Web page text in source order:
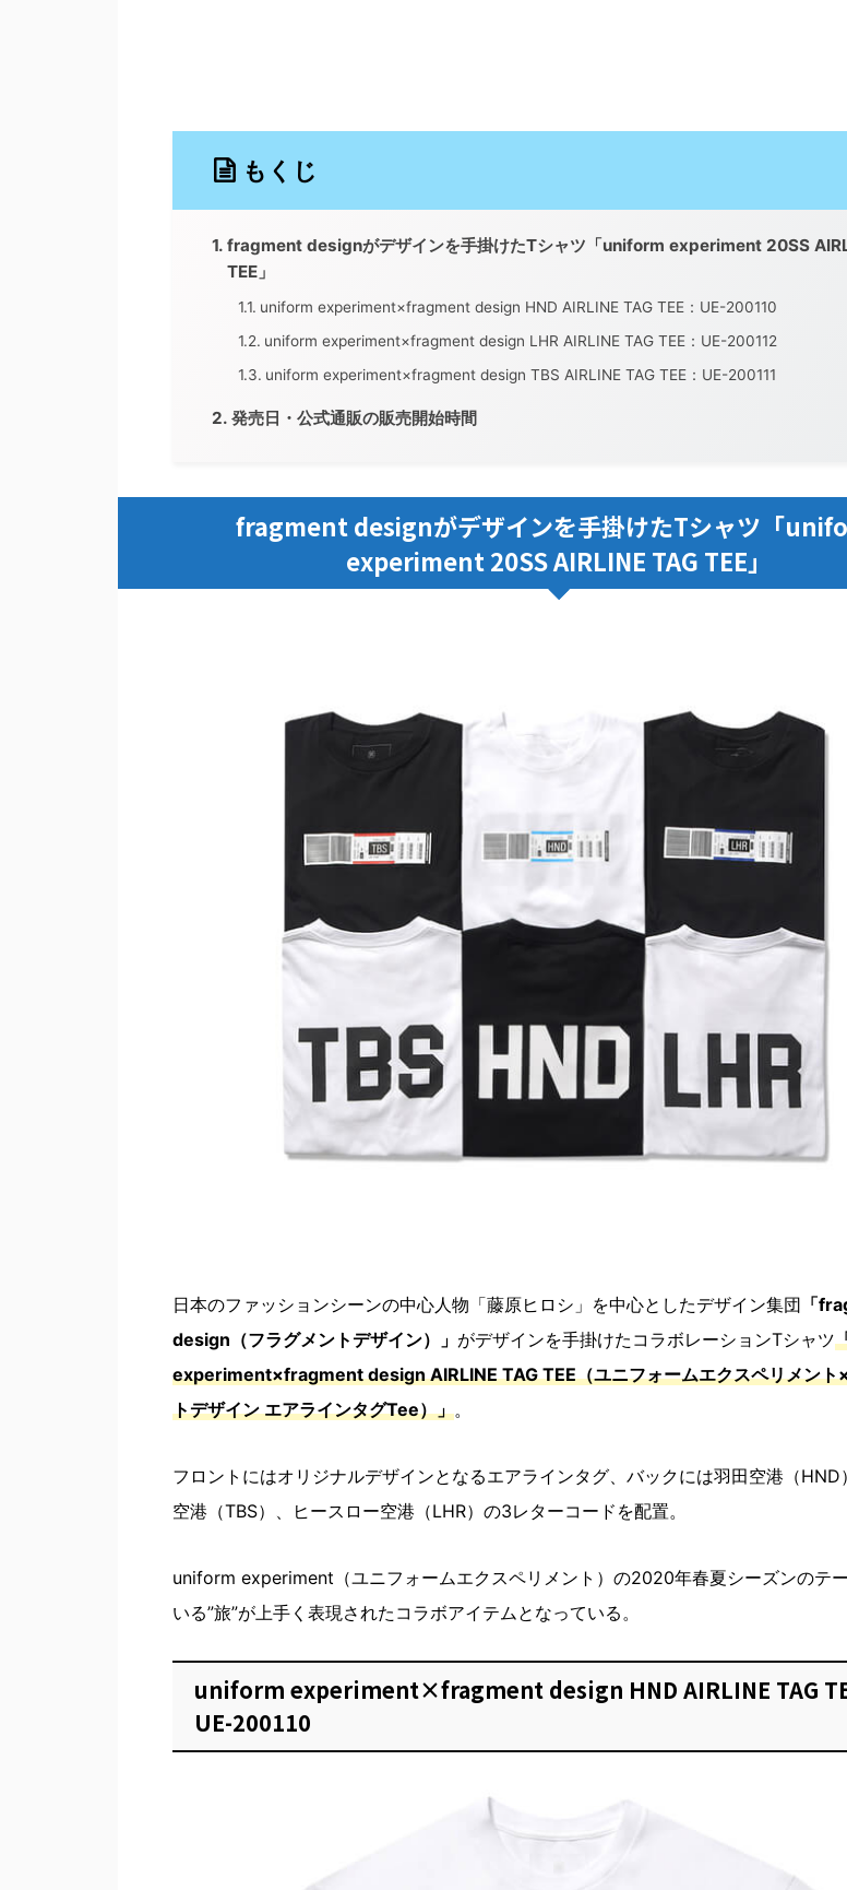
もくじ
fragment designがデザインを手掛けたTシャツ「uniform experiment 20SS
TEE」
uniform experiment×fragment design HND AIRLINE TAG TEE：UE-200110
uniform experiment×fragment design LHR AIRLINE TAG TEE：UE-200112
uniform experiment×fragment design TBS AIRLINE TAG TEE：UE-200111
発売日・公式通販の販売開始時間
fragment designがデザインを手掛けたTシャツ「
experiment 20SS AIRLINE TAG TEE」
日本のファッションシーンの中心人物「藤原ヒロシ」を中心としたデザイン集団 「
design（フラグメントデザイン）」 がデザインを手掛けたコラボレーションTシャツ
experiment×fragment design AIRLINE TAG TEE（ユニフォームエクスペリメント
トデザイン エアラインタグTee）」。
フロントにはオリジナルデザインとなるエアラインタグ、バックには羽田空港（HND
空港（TBS）、ヒースロー空港（LHR）の3レターコードを配置。
uniform experiment（ユニフォームエクスペリメント）の2020年春夏シーズンのテ
いる”旅”が上手く表現されたコラボアイテムとなっている。
uniform experiment×fragment design HND AIRLINE TAG
UE-200110